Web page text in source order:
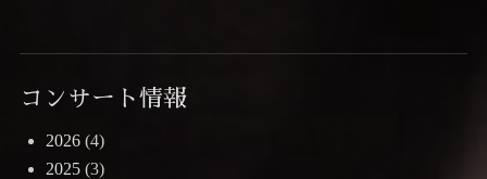
コンサート情報
2026(4)
2025(3)